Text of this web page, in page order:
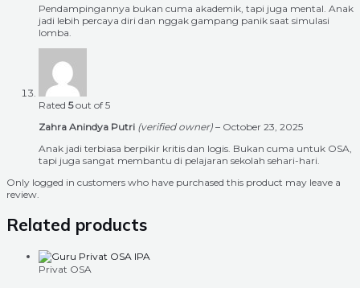
Pendampingannya bukan cuma akademik, tapi juga mental. Anak
jadi lebih percaya diri dan nggak gampang panik saat simulasi
lomba.
Rated 5out of 5
Zahra Anindya Putri (verified owner) – October 23, 2025
Anak jadi terbiasa berpikir kritis dan logis. Bukan cuma untuk OSA,
tapi juga sangat membantu di pelajaran sekolah sehari-hari.
Only logged in customers who have purchased this product may leave a
review.
Related products
Privat OSA